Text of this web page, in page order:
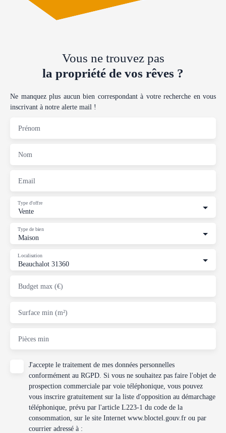
Vous ne trouvez pas
la propriété de vos rêves ?
Ne manquez plus aucun bien correspondant à votre recherche en vous
inscrivant à notre alerte mail !
Prénom
Nom
Email
Vente
Type d'offre
Maison
Type de bien
Beauchalot 31360
Localisation
Budget max (€)
Surface min (m²)
Pièces min
J'accepte le traitement de mes données personnelles
conformément au RGPD. Si vous ne souhaitez pas faire l'objet de
prospection commerciale par voie téléphonique, vous pouvez
vous inscrire gratuitement sur la liste d'opposition au démarchage
téléphonique, prévu par l'article L223-1 du code de la
consommation, sur le site Internet www.bloctel.gouv.fr ou par
courrier adressé à :